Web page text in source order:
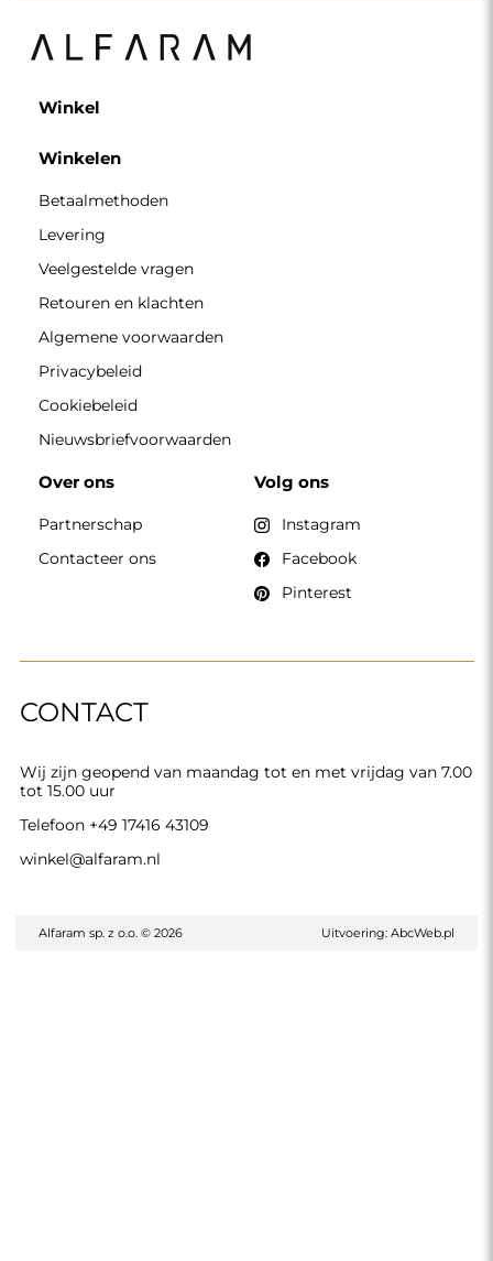
CONTACT
Wij zijn geopend van maandag tot en met vrijdag van 7.00
tot 15.00 uur
Telefoon +49 17416 43109
winkel@alfaram.nl
Winkel
Winkelen
Betaalmethoden
Levering
Veelgestelde vragen
Retouren en klachten
Algemene voorwaarden
Privacybeleid
Cookiebeleid
Nieuwsbriefvoorwaarden
Over ons
Partnerschap
Contacteer ons
Volg ons
Instagram
Facebook
Pinterest
Alfaram sp. z o.o. © 2026 Uitvoering: AbcWeb.pl